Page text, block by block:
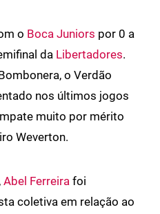
o Boca Juniors por 0 a
da Libertadores.
o Verdão
nos últimos jogos
muito por mérito
Weverton.
Abel Ferreira foi
coletiva em relação ao